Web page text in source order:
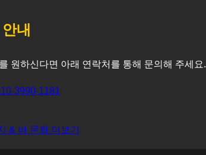
내
원하신다면 아래 연락처를 통해 문의해 주세요.
3990-1181
& 바 문화 더보기